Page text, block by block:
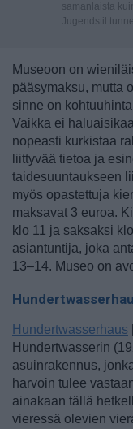
samanlaista
Jugendstil
Museoon on
pääsymaksu, mutta
sinne on
Vaikka ei
nopeasti kurkistaa
liittyvää tietoa ja
taidesuuntaukseen
myös opastettuja
maksavat 3 euroa.
klo 11 ja saksaksi
asiantuntija, joka
13–14. Museo on
Hundertwasserhaus
Hundertwasserin
asuinrakennus,
harvoin tulee
ainakaan tällä
vieressä olevien